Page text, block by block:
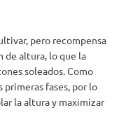
pero recompensa
de altura, lo que la
soleados. Como
primeras fases, por lo
la altura y maximizar